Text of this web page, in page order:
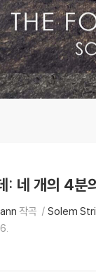
네 개의 4
작곡 Solem